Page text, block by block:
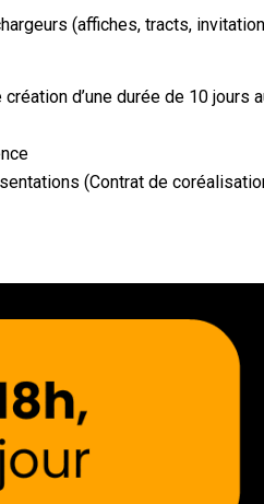
(affiches, tracts,
d’une durée de 10 jours
(Contrat de